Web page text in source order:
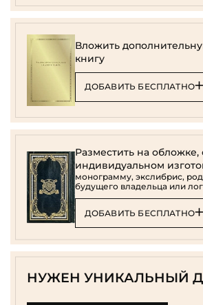
Вложить
книгу
ДОБАВИТЬ БЕСПЛАТНО
Разместить на
индивидуальном
монограмму, экслибрис,
будущего владельца или
ДОБАВИТЬ БЕСПЛАТНО
НУЖЕН УНИКАЛЬНЫЙ